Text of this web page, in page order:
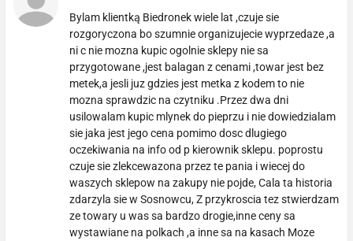
Bylam klientką Biedronek wiele lat ,czuje sie
rozgoryczona bo szumnie organizujecie wyprzedaze ,a
ni c nie mozna kupic ogolnie sklepy nie sa
przygotowane ,jest balagan z cenami ,towar jest bez
metek,a jesli juz gdzies jest metka z kodem to nie
mozna sprawdzic na czytniku .Przez dwa dni
usilowalam kupic mlynek do pieprzu i nie dowiedzialam
sie jaka jest jego cena pomimo dosc dlugiego
oczekiwania na info od p kierownik sklepu. poprostu
czuje sie zlekcewazona przez te pania i wiecej do
waszych sklepow na zakupy nie pojde, Cala ta historia
zdarzyla sie w Sosnowcu, Z przykroscia tez stwierdzam
ze towary u was sa bardzo drogie,inne ceny sa
wystawiane na polkach ,a inne sa na kasach Moze